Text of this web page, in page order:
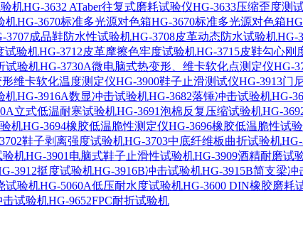
机HG-3632 ATaber往复式磨耗试验仪HG-3633压缩歪度测
机HG-3670标准多光源对色箱HG-3670标准多光源对色箱
3707成品鞋防水性试验机HG-3708皮革动态防水试验机HG-
试验机HG-3712皮革摩擦色牢度试验机HG-3715皮鞋勾心刚
试验机HG-3730A微电脑式热变形、维卡软化点测定仪HG-
维卡软化温度测定仪HG-3900鞋子止滑测试仪HG-3913门
机HG-3916A数显冲击试验机HG-3682落锤冲击试验机HG-
立式低温耐寒试验机HG-3691泡棉反复压缩试验机HG-
机HG-3694橡胶低温脆性测定仪HG-3696橡胶低温脆性试
鞋子剥离强度试验机HG-3703中底纤维板曲折试验机
验机HG-3901电脑式鞋子止滑性试验机HG-3909酒精耐磨试
3912挺度试验机HG-3916B冲击试验机HG-3915B简支梁冲
试验机HG-5060A低压耐水度试验机HG-3600 DIN橡胶磨耗
击试验机HG-9652FPC耐折试验机